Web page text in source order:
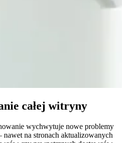
całej witryny
wychwytuje nowe problemy
na stronach aktualizowanych